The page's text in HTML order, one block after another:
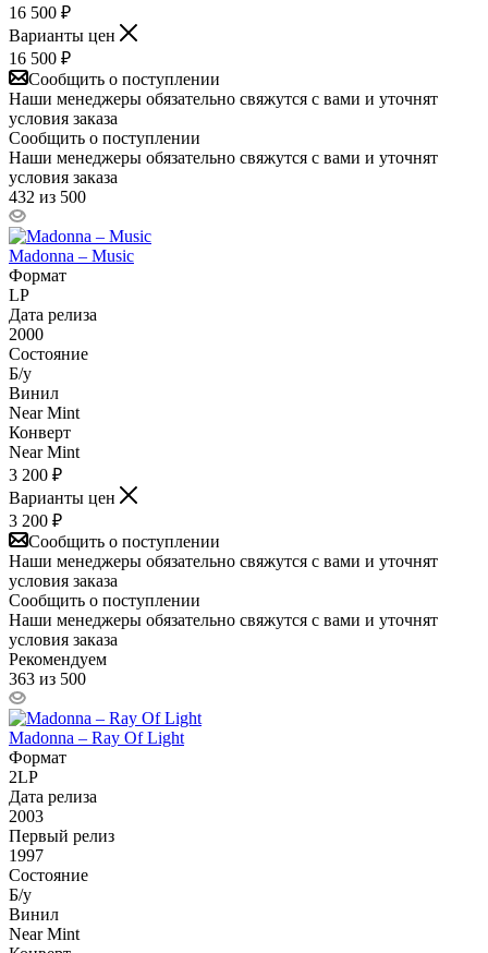
16 500 ₽
Варианты цен
16 500 ₽
Сообщить о поступлении
Наши менеджеры обязательно свяжутся с вами и уточнят
условия заказа
Сообщить о поступлении
Наши менеджеры обязательно свяжутся с вами и уточнят
условия заказа
432 из 500
Madonna – Music
Формат
LP
Дата релиза
2000
Состояние
Б/у
Винил
Near Mint
Конверт
Near Mint
3 200 ₽
Варианты цен
3 200 ₽
Сообщить о поступлении
Наши менеджеры обязательно свяжутся с вами и уточнят
условия заказа
Сообщить о поступлении
Наши менеджеры обязательно свяжутся с вами и уточнят
условия заказа
Рекомендуем
363 из 500
Madonna – Ray Of Light
Формат
2LP
Дата релиза
2003
Первый релиз
1997
Состояние
Б/у
Винил
Near Mint